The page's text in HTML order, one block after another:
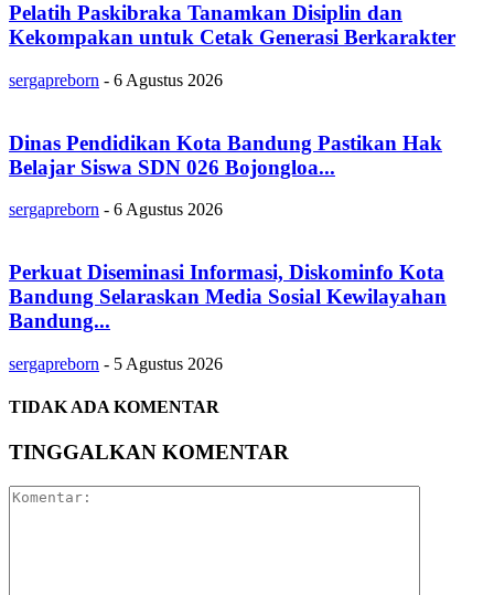
Pelatih Paskibraka Tanamkan Disiplin dan
Kekompakan untuk Cetak Generasi Berkarakter
sergapreborn - 6 Agustus 2026
Dinas Pendidikan Kota Bandung Pastikan Hak
Belajar Siswa SDN 026 Bojongloa...
sergapreborn - 6 Agustus 2026
Perkuat Diseminasi Informasi, Diskominfo Kota
Bandung Selaraskan Media Sosial Kewilayahan
Bandung...
sergapreborn - 5 Agustus 2026
TIDAK ADA KOMENTAR
TINGGALKAN KOMENTAR